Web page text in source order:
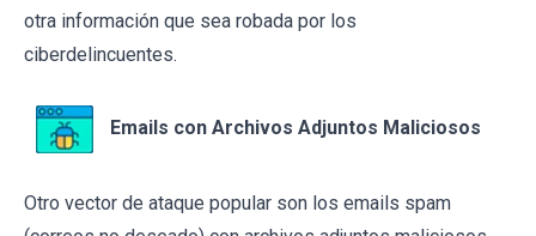
otra información que sea robada por los
ciberdelincuentes.
Emails con Archivos Adjuntos Maliciosos
Otro vector de ataque popular son los emails spam